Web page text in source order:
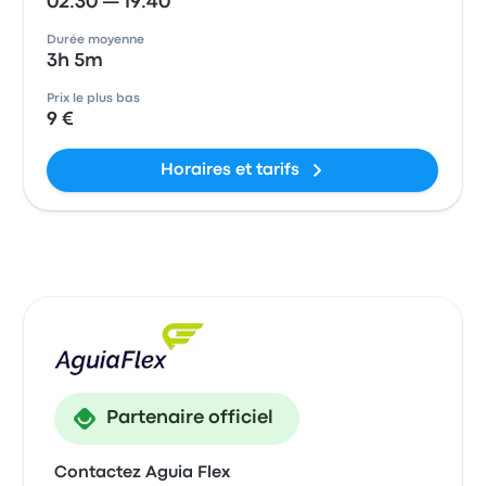
Durée moyenne
3h 5m
Prix le plus bas
9 €
Horaires et tarifs
Partenaire officiel
Contactez Aguia Flex